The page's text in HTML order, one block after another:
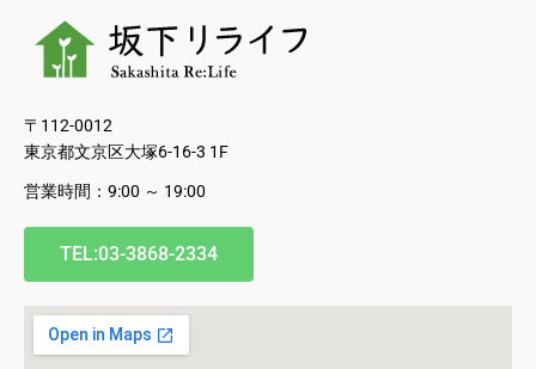
〒112-0012
東京都文京区大塚6-16-3 1F
営業時間：9:00 ～ 19:00
TEL:03-3868-2334